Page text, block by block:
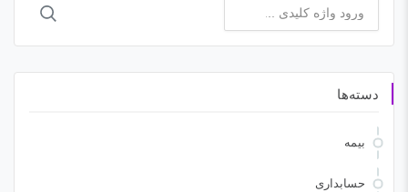
دسته‌ها
بیمه
حسابداری